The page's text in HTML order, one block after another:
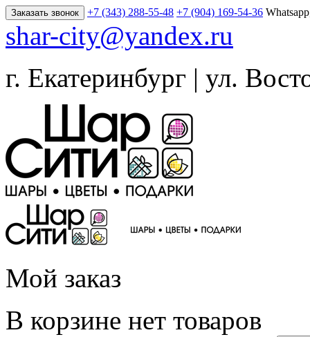
Заказать звонок +7 (343) 288-55-48 +7 (904) 169-54-36
shar-city@yandex.ru
г. Екатеринбург | ул.
Мой заказ
В корзине нет товаров